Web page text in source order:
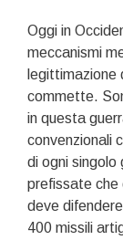
Oggi in
meccanismi
legittimazione
commette.
in questa
convenzionali
di ogni singolo
prefissate che
deve
400 missili